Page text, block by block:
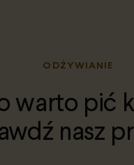
ODŻYWIANIE
warto pić
nasz